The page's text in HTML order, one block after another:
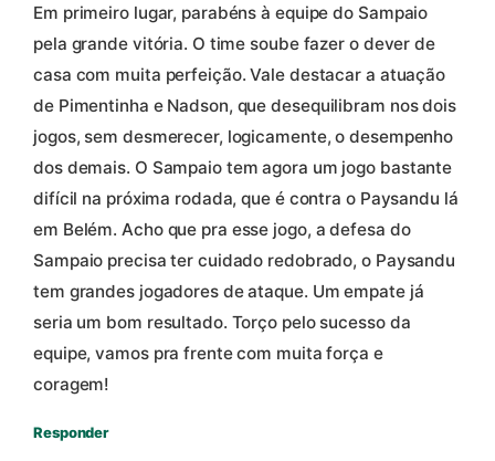
Em primeiro lugar, parabéns à equipe do Sampaio
pela grande vitória. O time soube fazer o dever de
casa com muita perfeição. Vale destacar a atuação
de Pimentinha e Nadson, que desequilibram nos dois
jogos, sem desmerecer, logicamente, o desempenho
dos demais. O Sampaio tem agora um jogo bastante
difícil na próxima rodada, que é contra o Paysandu lá
em Belém. Acho que pra esse jogo, a defesa do
Sampaio precisa ter cuidado redobrado, o Paysandu
tem grandes jogadores de ataque. Um empate já
seria um bom resultado. Torço pelo sucesso da
equipe, vamos pra frente com muita força e
coragem!
Responder